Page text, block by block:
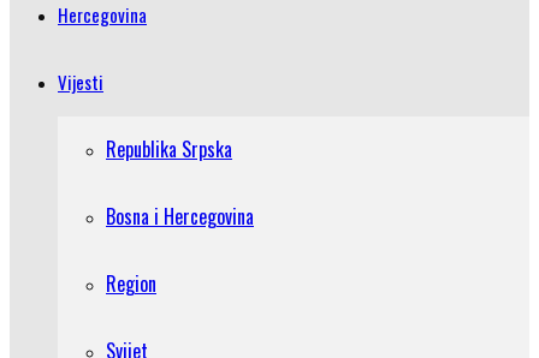
Hercegovina
Vijesti
Republika Srpska
Bosna i Hercegovina
Region
Svijet